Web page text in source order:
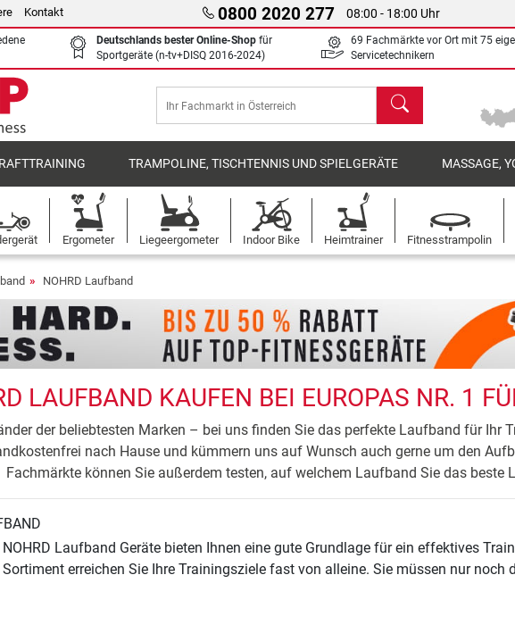
Kontakt 0800 2020 277 08:00 - 18:00 Uhr
Deutschlands bester Online-Shop für
Sportgeräte (n-tv+DISQ 2016-2024)
69 Fachmärkte vor Ort mit 75
Servicetechnikern
Suchen
TRAMPOLINE, TISCHTENNIS UND SPIELGERÄTE MASSAGE,
Ergometer Liegeergometer Indoor Bike Heimtrainer Fitnesstrampolin
NOHRD Laufband
LAUFBAND KAUFEN BEI EUROPAS NR. 1
der beliebtesten Marken – bei uns finden Sie das perfekte Laufband für Ihr
nach Hause und kümmern uns auf Wunsch auch gerne um den
Fachmärkte können Sie außerdem testen, auf welchem Laufband Sie das beste
NOHRD Laufband Geräte bieten Ihnen eine gute Grundlage für ein effektives
Sortiment erreichen Sie Ihre Trainingsziele fast von alleine. Sie müssen nur noch